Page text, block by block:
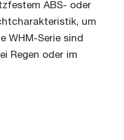
ABS- oder
um
WHM-Serie sind
Regen oder im